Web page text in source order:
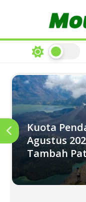
Kuota
Agustus
Tambah